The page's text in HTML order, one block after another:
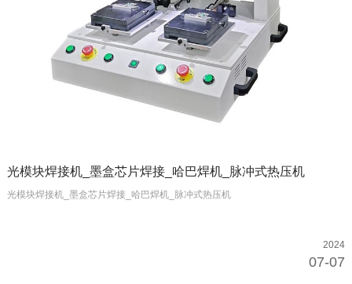
光模块焊接机_墨盒芯片焊接_哈巴焊机_脉冲式热压机
光模块焊接机_墨盒芯片焊接_哈巴焊机_脉冲式热压机
2024
07-07